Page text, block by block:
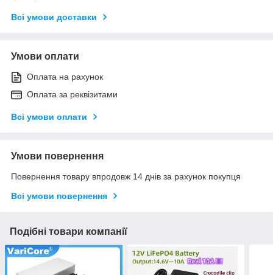
Всі умови доставки
Умови оплати
Оплата на рахунок
Оплата за реквізитами
Всі умови оплати
Умови повернення
Повернення товару впродовж 14 днів за рахунок покупця
Всі умови повернення
Подібні товари компанії